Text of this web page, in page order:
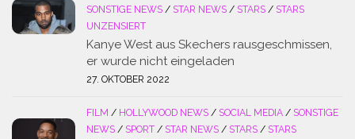
SONSTIGE NEWS / STAR NEWS / STARS / STARS
UNZENSIERT
Kanye West aus Skechers rausgeschmissen,
er wurde nicht eingeladen
27. OKTOBER 2022
FILM / HOLLYWOOD NEWS / SOCIAL MEDIA / SONSTIGE
NEWS / SPORT / STAR NEWS / STARS / STARS